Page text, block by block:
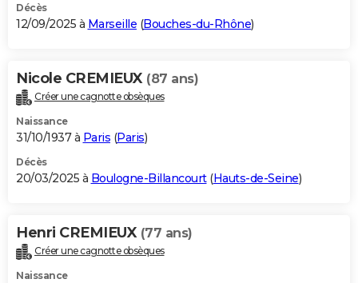
S'inscrire
Se connecter
Lycées
Collèges
Primaires
Universités
Entreprises
Service militaire
Avis de recherche
AVIS DE DÉCÈS
Bricolage
Lifestyle
Culture
Sport
Auto
Television
Voyage
Cinema
Décès
12/09/2025 à Marseille (Bouches-du-Rhône)
Nicole CREMIEUX (87 ans)
Créer une cagnotte obsèques
Naissance
31/10/1937 à Paris (Paris)
Décès
20/03/2025 à Boulogne-Billancourt(Hauts-de-Seine)
Henri CREMIEUX (77 ans)
Créer une cagnotte obsèques
Naissance